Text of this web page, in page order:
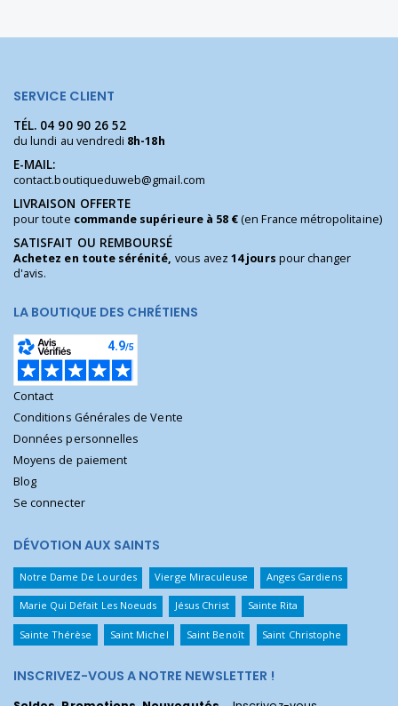
SERVICE CLIENT
TÉL. 04 90 90 26 52
du lundi au vendredi 8h-18h
E-MAIL:
contact.boutiqueduweb@gmail.com
LIVRAISON OFFERTE
pour toute commande supérieure à 58 €(en France métropolitaine)
SATISFAIT OU REMBOURSÉ
Achetez en toute sérénité, vous avez14 jours pour changer
d'avis.
LA BOUTIQUE DES CHRÉTIENS
Contact
Conditions Générales de Vente
Données personnelles
Moyens de paiement
Blog
Se connecter
DÉVOTION AUX SAINTS
Notre Dame De Lourdes Vierge Miraculeuse Anges Gardiens
Marie Qui Défait Les Noeuds Jésus Christ Sainte Rita
Sainte Thérèse Saint Michel Saint Benoît Saint Christophe
INSCRIVEZ-VOUS A NOTRE NEWSLETTER !